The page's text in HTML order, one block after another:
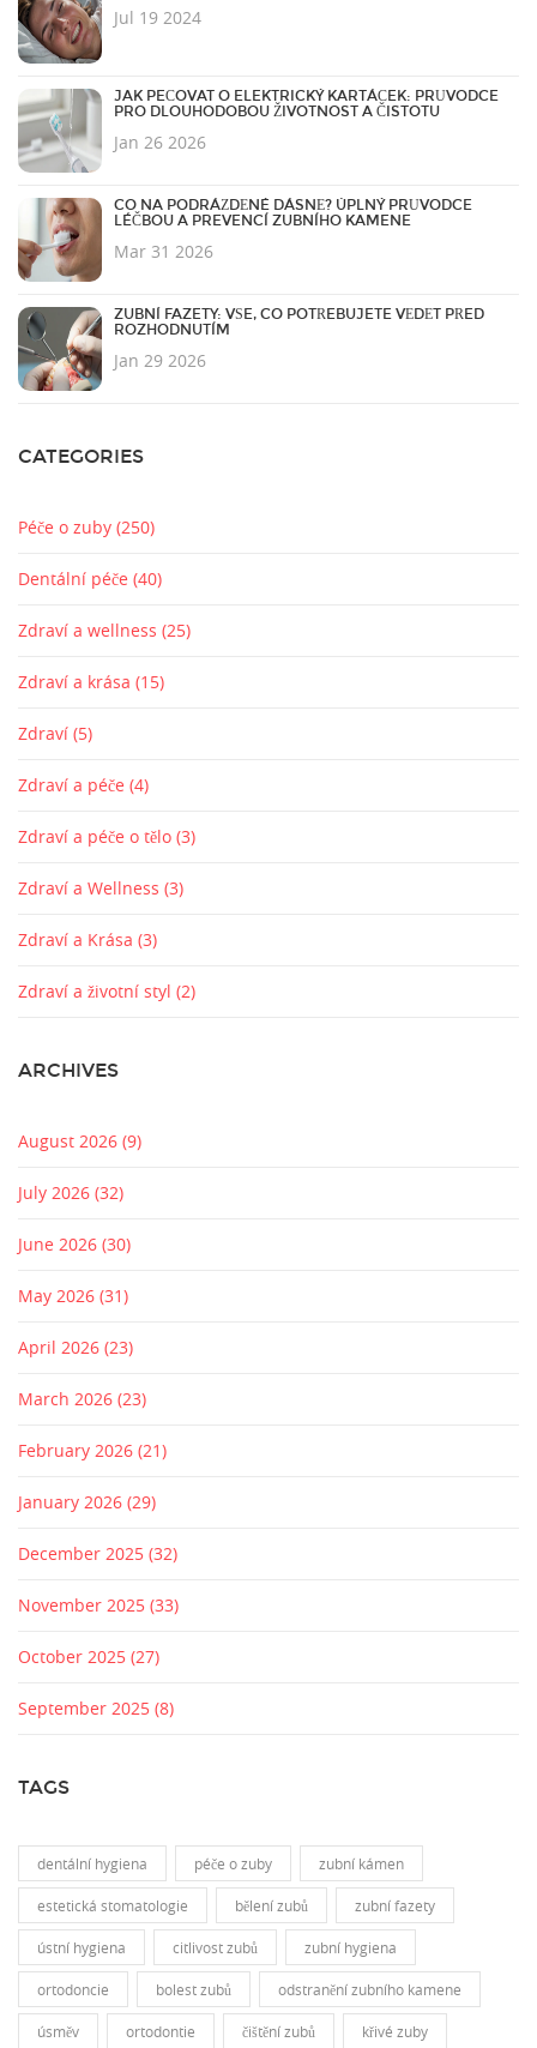
Jul 19 2024
JAK PEČOVAT O ELEKTRICKÝ KARTÁČEK: PRŮVODCE
PRO DLOUHODOBOU ŽIVOTNOST A ČISTOTU
Jan 26 2026
CO NA PODRÁŽDĚNÉ DÁSNĚ? ÚPLNÝ PRŮVODCE
LÉČBOU A PREVENCÍ ZUBNÍHO KAMENE
Mar 31 2026
ZUBNÍ FAZETY: VŠE, CO POTŘEBUJETE VĚDĚT PŘED
ROZHODNUTÍM
Jan 29 2026
CATEGORIES
Péče o zuby (250)
Dentální péče (40)
Zdraví a wellness (25)
Zdraví a krása (15)
Zdraví (5)
Zdraví a péče (4)
Zdraví a péče o tělo (3)
Zdraví a Wellness (3)
Zdraví a Krása (3)
Zdraví a životní styl (2)
ARCHIVES
August 2026 (9)
July 2026 (32)
June 2026 (30)
May 2026 (31)
April 2026 (23)
March 2026 (23)
February 2026 (21)
January 2026 (29)
December 2025 (32)
November 2025 (33)
October 2025 (27)
September 2025 (8)
TAGS
dentální hygiena péče o zuby zubní kámen
estetická stomatologie bělení zubů zubní fazety
ústní hygiena citlivost zubů zubní hygiena
ortodoncie bolest zubů odstranění zubního kamene
úsměv ortodontie čištění zubů křivé zuby